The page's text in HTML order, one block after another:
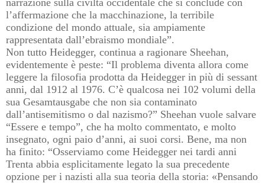
l’affermazione che la macchinazione, la terribile
condizione del mondo attuale, sia ampiamente
rappresentata dall’ebraismo mondiale”.
Non tutto Heidegger, continua a ragionare Sheehan,
evidentemente è peste: “Il problema diventa allora come
leggere la filosofia prodotta da Heidegger in più di sessant
anni, dal 1912 al 1976. C’è qualcosa nei 102 volumi della
sua Gesamtausgabe che non sia contaminato
dall’antisemitismo o dal nazismo?” Sheehan vuole salvare
“Essere e tempo”, che ha molto commentato, e molto
insegnato, ogni paio d’anni, ai suoi corsi. Bene, ma non
ha finito: “Osserviamo come Heidegger nei tardi anni
Trenta abbia esplicitamente legato la sua precedente
opzione per i nazisti alla sua teoria della storia: «Pensando